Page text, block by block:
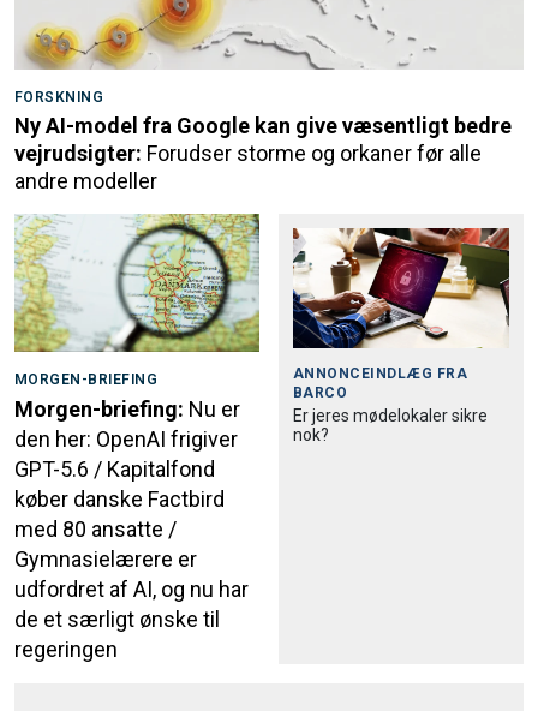
FORSKNING
Ny AI-model fra Google kan give væsentligt bedre
vejrudsigter: Forudser storme og orkaner før alle
andre modeller
MORGEN-BRIEFING
Morgen-briefing: Nu er
den her: OpenAI frigiver
GPT-5.6 / Kapitalfond
køber danske Factbird
med 80 ansatte /
Gymnasielærere er
udfordret af AI, og nu har
de et særligt ønske til
regeringen
ANNONCEINDLÆG FRA
BARCO
Er jeres mødelokaler sikre
nok?